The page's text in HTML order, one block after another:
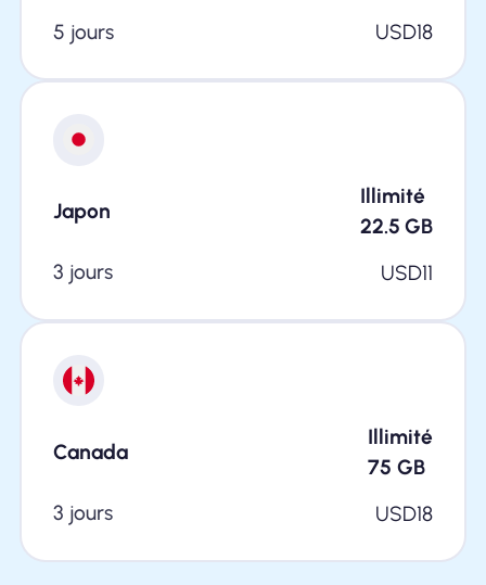
5 jours
USD18
Japon
Illimité
22.5 GB
3 jours
USD11
Canada
Illimité
75 GB
3 jours
USD18